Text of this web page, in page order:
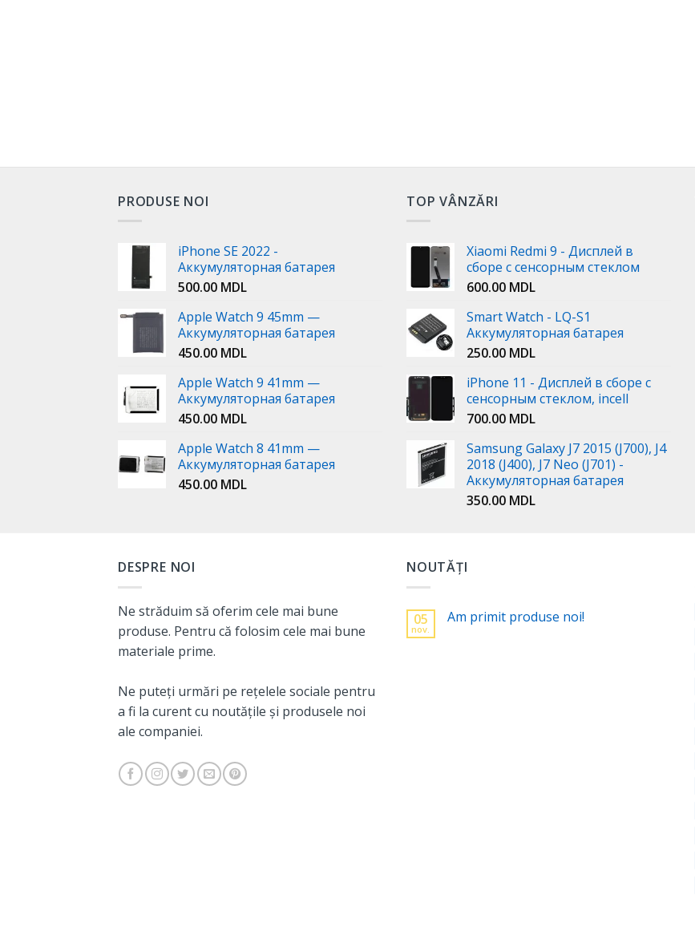
PRODUSE NOI
iPhone SE 2022 -
Аккумуляторная батарея
500.00 MDL
Apple Watch 9 45mm —
Аккумуляторная батарея
450.00 MDL
Apple Watch 9 41mm —
Аккумуляторная батарея
450.00 MDL
Apple Watch 8 41mm —
Аккумуляторная батарея
450.00 MDL
TOP VÂNZĂRI
Xiaomi Redmi 9 - Дисплей в
сборе с сенсорным стеклом
600.00 MDL
Smart Watch - LQ-S1
Аккумуляторная батарея
250.00 MDL
iPhone 11 - Дисплей в сборе с
сенсорным стеклом, incell
700.00 MDL
Samsung Galaxy J7 2015 (J700), J4
2018 (J400), J7 Neo (J701) -
Аккумуляторная батарея
350.00 MDL
DESPRE NOI
Ne străduim să oferim cele mai bune
produse. Pentru că folosim cele mai bune
materiale prime.
Ne puteți urmări pe rețelele sociale pentru
a fi la curent cu noutățile și produsele noi
ale companiei.
NOUTĂȚI
05
nov.
Am primit produse noi!